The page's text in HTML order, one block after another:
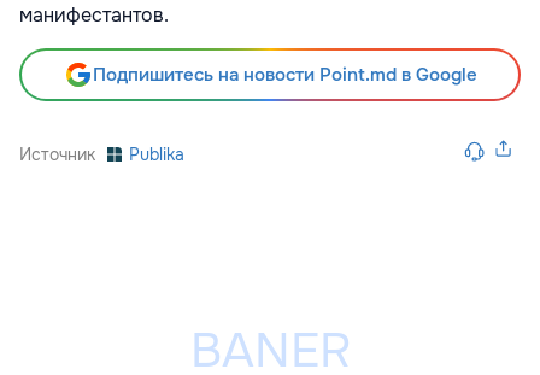
манифестантов.
Подпишитесь на новости Point.md в Google
Источник Publika